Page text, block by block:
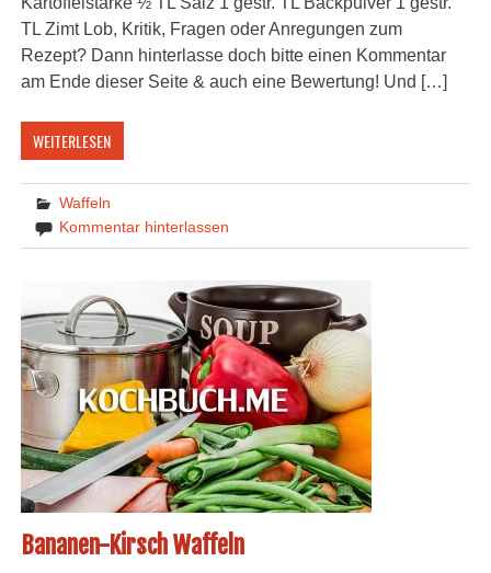
TL Zimt Lob, Kritik, Fragen oder Anregungen zum
Rezept? Dann hinterlasse doch bitte einen Kommentar
am Ende dieser Seite & auch eine Bewertung! Und […]
WEITERLESEN
Waffeln
Kommentar hinterlassen
Bananen-Kirsch Waffeln